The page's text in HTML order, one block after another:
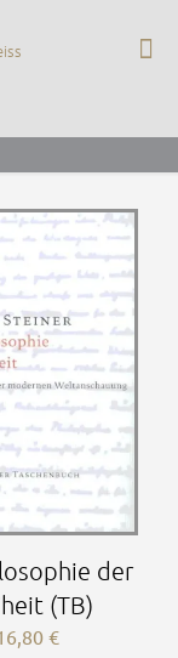
der
(TB)
€